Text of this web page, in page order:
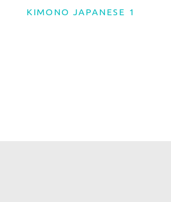
LER MAIS
KIMONO JAPANESE 1